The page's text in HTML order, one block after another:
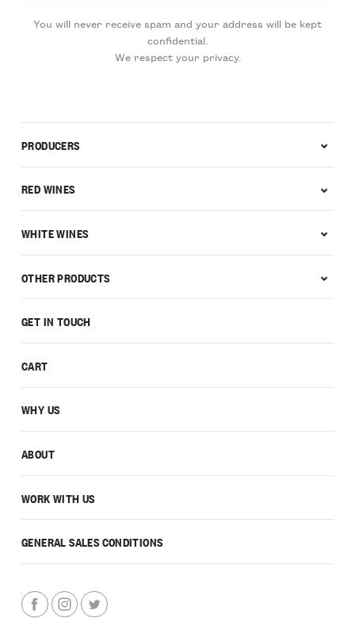
You will never receive spam and your address will be kept
confidential.
We respect your privacy.
GET IN TOUCH
CART
WHY US
ABOUT
WORK WITH US
GENERAL SALES CONDITIONS
PRODUCERS
RED WINES
WHITE WINES
OTHER PRODUCTS